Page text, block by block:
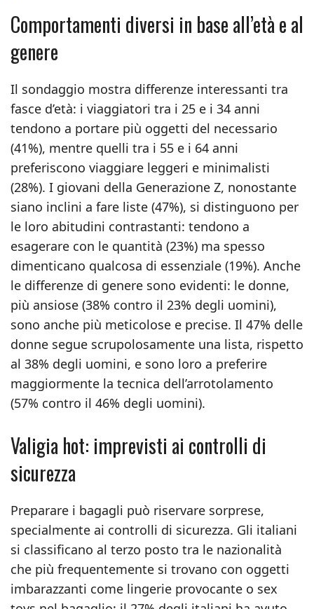
Comportamenti diversi in base all’età e al
genere
Il sondaggio mostra differenze interessanti tra
fasce d’età: i viaggiatori tra i 25 e i 34 anni
tendono a portare più oggetti del necessario
(41%), mentre quelli tra i 55 e i 64 anni
preferiscono viaggiare leggeri e minimalisti
(28%). I giovani della Generazione Z, nonostante
siano inclini a fare liste (47%), si distinguono per
le loro abitudini contrastanti: tendono a
esagerare con le quantità (23%) ma spesso
dimenticano qualcosa di essenziale (19%). Anche
le differenze di genere sono evidenti: le donne,
più ansiose (38% contro il 23% degli uomini),
sono anche più meticolose e precise. Il 47% delle
donne segue scrupolosamente una lista, rispetto
al 38% degli uomini, e sono loro a preferire
maggiormente la tecnica dell’arrotolamento
(57% contro il 46% degli uomini).
Valigia hot: imprevisti ai controlli di
sicurezza
Preparare i bagagli può riservare sorprese,
specialmente ai controlli di sicurezza. Gli italiani
si classificano al terzo posto tra le nazionalità
che più frequentemente si trovano con oggetti
imbarazzanti come lingerie provocante o sex